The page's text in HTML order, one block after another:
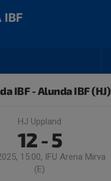
IBF
IBF - Alunda IBF (HJ)
HJ Uppland
12 - 5
15:00, IFU Arena Mirva
(E)